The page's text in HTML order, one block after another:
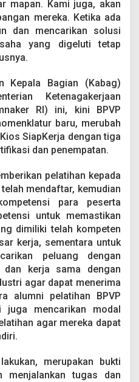
mapan. Kami juga, akan
mereka. Ketika ada
dan mencarikan solusi
yang digeluti tetap
Kepala Bagian (Kabag)
Ketenagakerjaan
RI) ini, kini BPVP
baru, merubah
SiapKerja dengan tiga
dan penempatan.
pelatihan kepada
mendaftar, kemudian
para peserta
untuk memastikan
dimiliki telah kompeten
kerja, sementara untuk
peluang dengan
dan kerja sama dengan
agar dapat menerima
alumni pelatihan BPVP
mencarikan modal
agar mereka dapat
merupakan bukti
menjalankan tugas dan